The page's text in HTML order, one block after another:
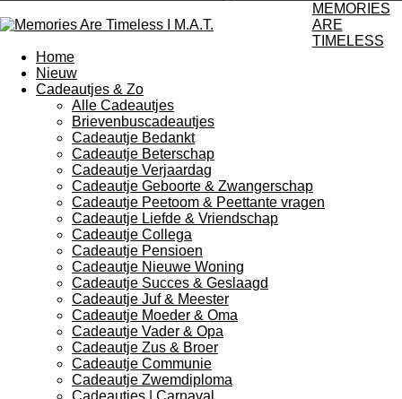
MEMORIES
ARE
TIMELESS
Home
Nieuw
Cadeautjes & Zo
Alle Cadeautjes
Brievenbuscadeautjes
Cadeautje Bedankt
Cadeautje Beterschap
Cadeautje Verjaardag
Cadeautje Geboorte & Zwangerschap
Cadeautje Peetoom & Peettante vragen
Cadeautje Liefde & Vriendschap
Cadeautje Collega
Cadeautje Pensioen
Cadeautje Nieuwe Woning
Cadeautje Succes & Geslaagd
Cadeautje Juf & Meester
Cadeautje Moeder & Oma
Cadeautje Vader & Opa
Cadeautje Zus & Broer
Cadeautje Communie
Cadeautje Zwemdiploma